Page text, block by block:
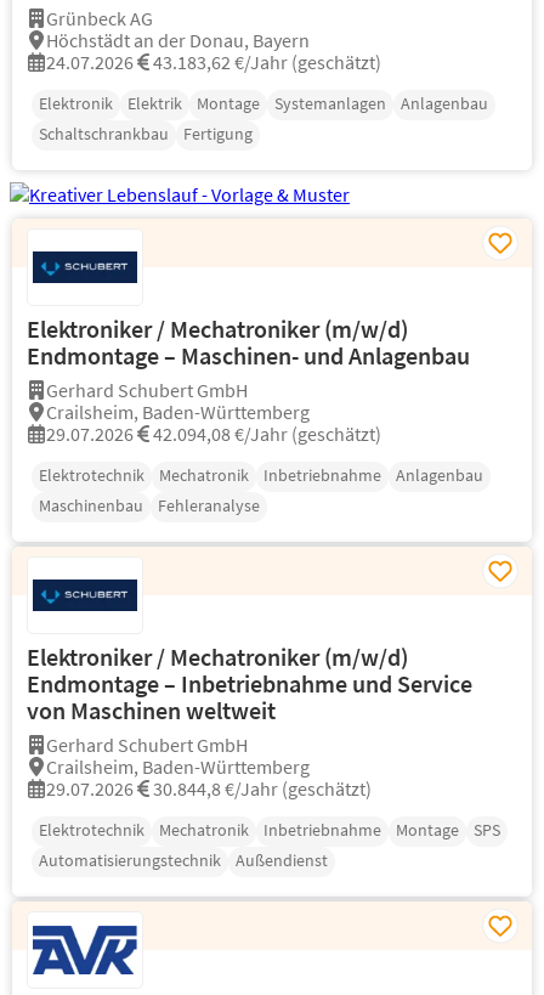
Grünbeck AG
Höchstädt an der Donau, Bayern
24.07.2026
43.183,62 €/Jahr (geschätzt)
Elektronik Elektrik Montage Systemanlagen
Anlagenbau
Schaltschrankbau
Fertigung
Elektroniker / Mechatroniker (m/w/d)
Endmontage – Maschinen- und Anlagenbau
Gerhard Schubert GmbH
Crailsheim, Baden-Württemberg
29.07.2026
42.094,08 €/Jahr (geschätzt)
Elektrotechnik Mechatronik Inbetriebnahme
Anlagenbau
Maschinenbau
Fehleranalyse
Elektroniker / Mechatroniker (m/w/d)
Endmontage – Inbetriebnahme und Service
von Maschinen weltweit
Gerhard Schubert GmbH
Crailsheim, Baden-Württemberg
29.07.2026
30.844,8 €/Jahr (geschätzt)
Elektrotechnik Mechatronik Inbetriebnahme Montage
SPS
Automatisierungstechnik
Außendienst